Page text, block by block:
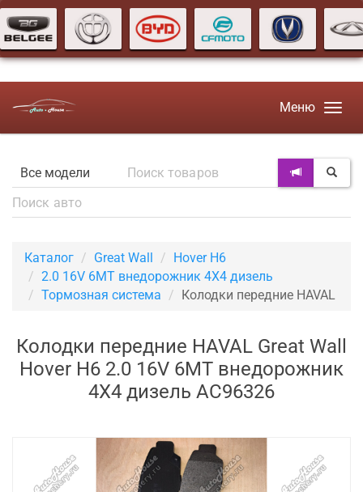
Меню
Каталог Great Wall
Hover H6
2.0 16V 6MT внедорожник 4X4 дизель
Тормозная система
Колодки передние HAVAL
Колодки передние HAVAL Great Wall
Hover H6 2.0 16V 6MT внедорожник
4X4 дизель AC96326